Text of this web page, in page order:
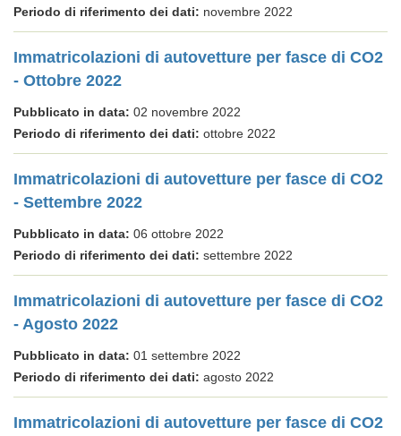
Periodo di riferimento dei dati: novembre 2022
Immatricolazioni di autovetture per fasce di CO2
- Ottobre 2022
Pubblicato in data: 02 novembre 2022
Periodo di riferimento dei dati: ottobre 2022
Immatricolazioni di autovetture per fasce di CO2
- Settembre 2022
Pubblicato in data: 06 ottobre 2022
Periodo di riferimento dei dati: settembre 2022
Immatricolazioni di autovetture per fasce di CO2
- Agosto 2022
Pubblicato in data: 01 settembre 2022
Periodo di riferimento dei dati: agosto 2022
Immatricolazioni di autovetture per fasce di CO2